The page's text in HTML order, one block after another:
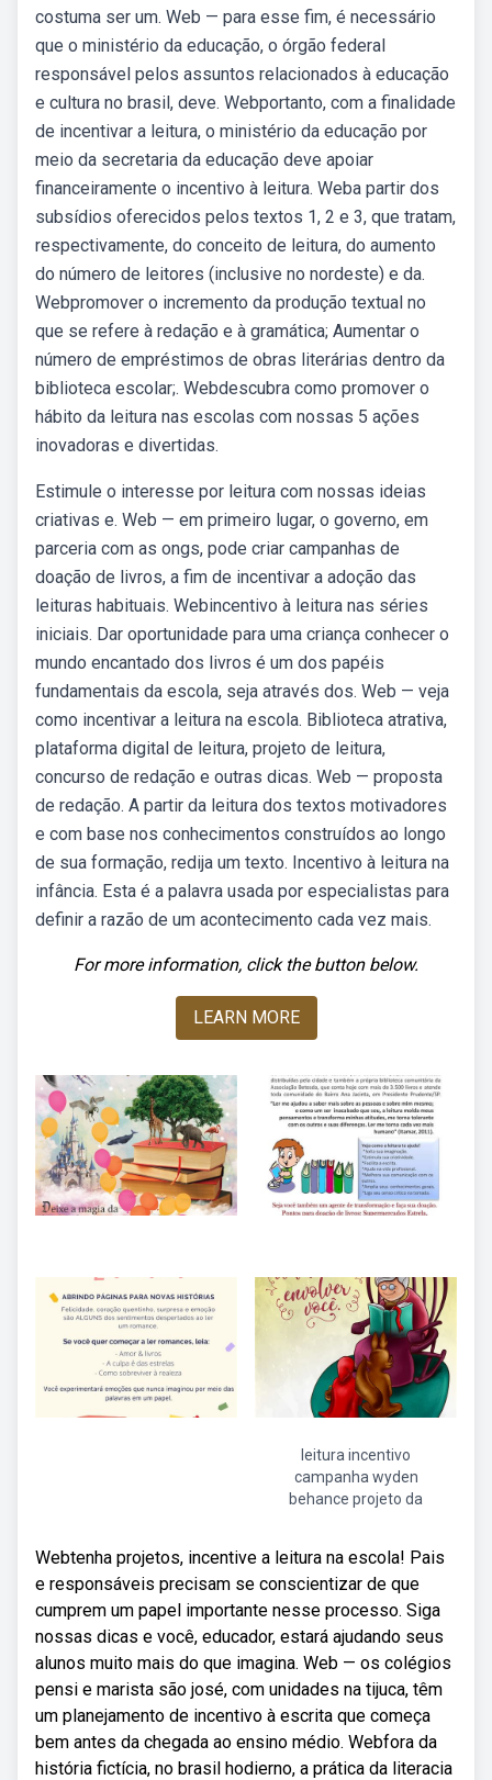
costuma ser um. Web — para esse fim, é necessário
que o ministério da educação, o órgão federal
responsável pelos assuntos relacionados à educação
e cultura no brasil, deve. Webportanto, com a finalidade
de incentivar a leitura, o ministério da educação por
meio da secretaria da educação deve apoiar
financeiramente o incentivo à leitura. Weba partir dos
subsídios oferecidos pelos textos 1, 2 e 3, que tratam,
respectivamente, do conceito de leitura, do aumento
do número de leitores (inclusive no nordeste) e da.
Webpromover o incremento da produção textual no
que se refere à redação e à gramática; Aumentar o
número de empréstimos de obras literárias dentro da
biblioteca escolar;. Webdescubra como promover o
hábito da leitura nas escolas com nossas 5 ações
inovadoras e divertidas.
Estimule o interesse por leitura com nossas ideias
criativas e. Web — em primeiro lugar, o governo, em
parceria com as ongs, pode criar campanhas de
doação de livros, a fim de incentivar a adoção das
leituras habituais. Webincentivo à leitura nas séries
iniciais. Dar oportunidade para uma criança conhecer o
mundo encantado dos livros é um dos papéis
fundamentais da escola, seja através dos. Web — veja
como incentivar a leitura na escola. Biblioteca atrativa,
plataforma digital de leitura, projeto de leitura,
concurso de redação e outras dicas. Web — proposta
de redação. A partir da leitura dos textos motivadores
e com base nos conhecimentos construídos ao longo
de sua formação, redija um texto. Incentivo à leitura na
infância. Esta é a palavra usada por especialistas para
definir a razão de um acontecimento cada vez mais.
For more information, click the button below.
LEARN MORE
leitura incentivo
campanha wyden
behance projeto da
Webtenha projetos, incentive a leitura na escola! Pais
e responsáveis precisam se conscientizar de que
cumprem um papel importante nesse processo. Siga
nossas dicas e você, educador, estará ajudando seus
alunos muito mais do que imagina. Web — os colégios
pensi e marista são josé, com unidades na tijuca, têm
um planejamento de incentivo à escrita que começa
bem antes da chegada ao ensino médio. Webfora da
história fictícia, no brasil hodierno, a prática da literacia